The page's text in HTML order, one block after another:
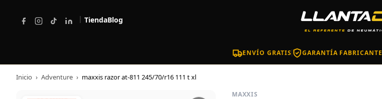
| TiendaBlog
ENVÍO GRATIS GARANTÍA FABRICANTE
Inicio › Adventure › maxxis razor at-811 245/70/r16 111 t xl
MAXXIS